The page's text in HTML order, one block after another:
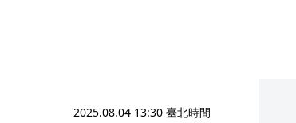
2025.08.04 13:30 臺北時間